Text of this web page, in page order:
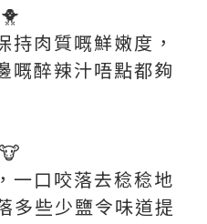
持肉質嘅鮮嫩度，
嘅醉辣汁唔點都夠
一口咬落去稔稔地
多些少鹽令味道提